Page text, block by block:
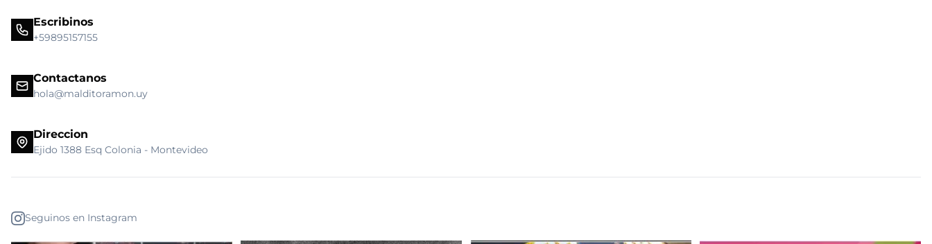
Escribinos
+59895157155
Contactanos
hola@malditoramon.uy
Direccion
Ejido 1388 Esq Colonia - Montevideo
Seguinos en Instagram